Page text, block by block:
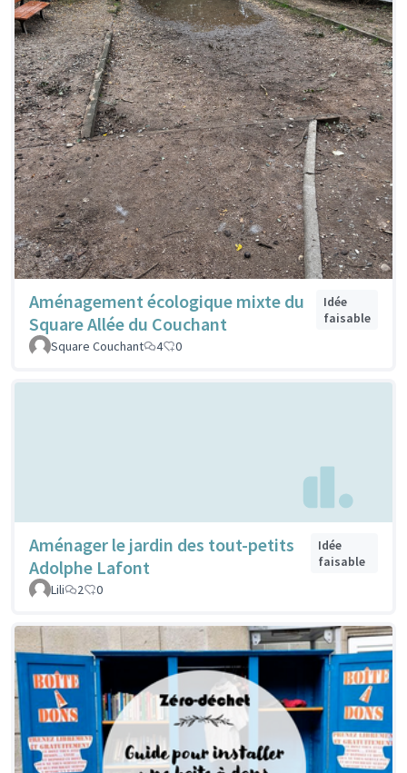
Aménagement écologique mixte du
Square Allée du Couchant
Idée
faisable
Square Couchant
4 0
Aménager le jardin des tout-petits
Adolphe Lafont
Idée
faisable
Lili
2 0